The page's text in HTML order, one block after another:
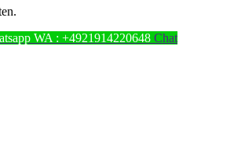
WA : +4921914220648 Chat